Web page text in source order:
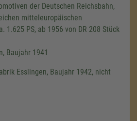
der Deutschen Reichsbahn,
mitteleuropäischen
1.625 PS, ab 1956 von DR 208 Stück
Baujahr 1941
Esslingen, Baujahr 1942, nicht